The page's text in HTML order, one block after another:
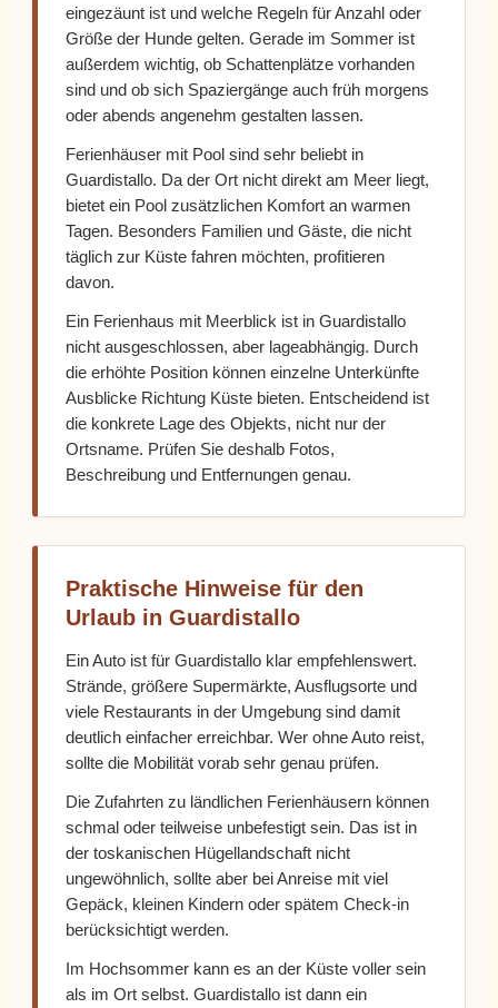
eingezäunt ist und welche Regeln für Anzahl oder
Größe der Hunde gelten. Gerade im Sommer ist
außerdem wichtig, ob Schattenplätze vorhanden
sind und ob sich Spaziergänge auch früh morgens
oder abends angenehm gestalten lassen.
Ferienhäuser mit Pool sind sehr beliebt in
Guardistallo. Da der Ort nicht direkt am Meer liegt,
bietet ein Pool zusätzlichen Komfort an warmen
Tagen. Besonders Familien und Gäste, die nicht
täglich zur Küste fahren möchten, profitieren
davon.
Ein Ferienhaus mit Meerblick ist in Guardistallo
nicht ausgeschlossen, aber lageabhängig. Durch
die erhöhte Position können einzelne Unterkünfte
Ausblicke Richtung Küste bieten. Entscheidend ist
die konkrete Lage des Objekts, nicht nur der
Ortsname. Prüfen Sie deshalb Fotos,
Beschreibung und Entfernungen genau.
Praktische Hinweise für den
Urlaub in Guardistallo
Ein Auto ist für Guardistallo klar empfehlenswert.
Strände, größere Supermärkte, Ausflugsorte und
viele Restaurants in der Umgebung sind damit
deutlich einfacher erreichbar. Wer ohne Auto reist,
sollte die Mobilität vorab sehr genau prüfen.
Die Zufahrten zu ländlichen Ferienhäusern können
schmal oder teilweise unbefestigt sein. Das ist in
der toskanischen Hügellandschaft nicht
ungewöhnlich, sollte aber bei Anreise mit viel
Gepäck, kleinen Kindern oder spätem Check-in
berücksichtigt werden.
Im Hochsommer kann es an der Küste voller sein
als im Ort selbst. Guardistallo ist dann ein